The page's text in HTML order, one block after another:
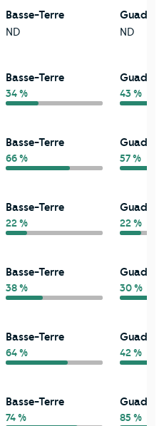
Basse-Terre
ND
ND
Basse-Terre
34 % 43 %
Basse-Terre
66 % 57 %
Basse-Terre
22 % 22 %
Basse-Terre
38 % 30 %
Basse-Terre
64 % 42 %
Basse-Terre
74 % 85 %